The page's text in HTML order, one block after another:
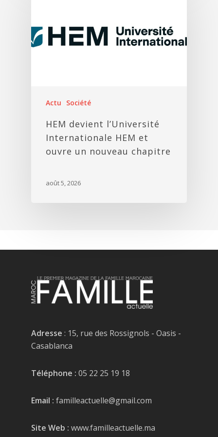
Actu Société
HEM devient l’Université
Internationale HEM et
ouvre un nouveau chapitre
août 5, 2026
Adresse : 15, rue des Rossignols - Oasis -
Casablanca
Téléphone : 05 22 25 19 18
Email : familleactuelle@gmail.com
Site Web : www.familleactuelle.ma